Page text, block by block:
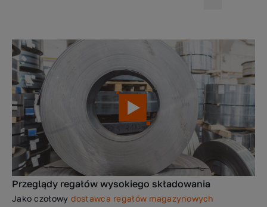
Przeglądy regałów wysokiego składowania
Jako czołowy dostawca regałów magazynowych